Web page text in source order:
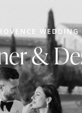
&